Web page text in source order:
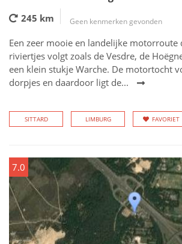
245 km Geen kenmerken gevonden
Een zeer mooie en landelijke motorroute
riviertjes volgt zoals de Vesdre, de
een klein stukje Warche. De motortocht
dorpjes en daardoor ligt de...
SITTARD LIMBURG FAVORIET
7.0